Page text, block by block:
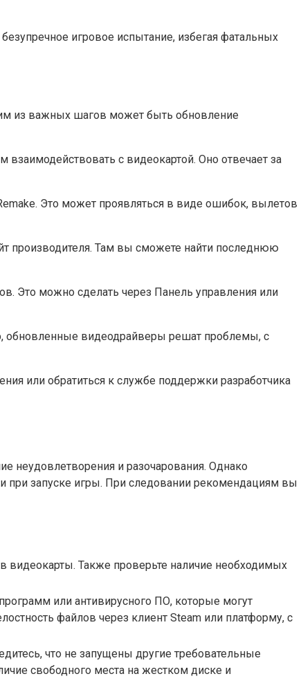
игровое испытание, избегая фатальных
из важных шагов может быть обновление
с видеокартой. Оно отвечает за
Это может проявляться в виде ошибок, вылетов
производителя. Там вы сможете найти последнюю
Это можно сделать через Панель управления или
обновленные видеодрайверы решат проблемы, с
или обратиться к службе поддержки разработчика
неудовлетворения и разочарования. Однако
при запуске игры. При следовании рекомендациям вы
видеокарты. Также проверьте наличие необходимых
или антивирусного ПО, которые могут
файлов через клиент Steam или платформу, с
что не запущены другие требовательные
свободного места на жестком диске и